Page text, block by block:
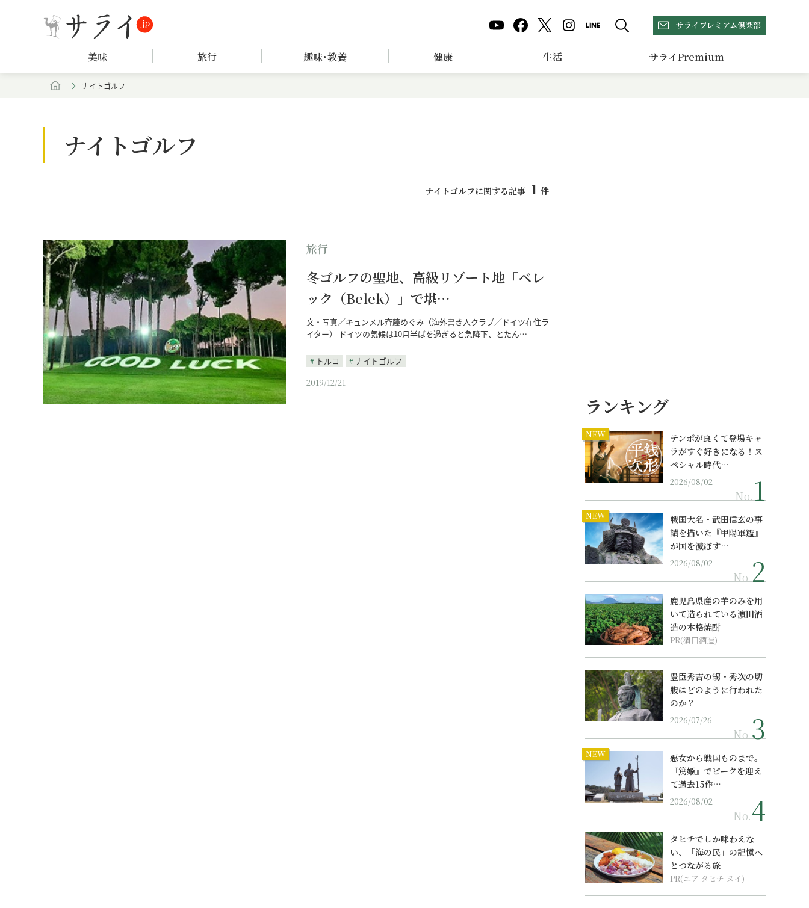
サライプレミアム倶楽部
美味 旅行 趣味･教養 健康 生活 サライPremium
ナイトゴルフ
ナイトゴルフ
ナイトゴルフに関する記事 1 件
旅行
冬ゴルフの聖地、高級リゾート地「ベレ
ック（Belek）」で堪…
文・写真／キュンメル斉藤めぐみ（海外書き人クラブ／ドイツ在住ラ
イター） ドイツの気候は10月半ばを過ぎると急降下、とたん…
トルコ
ナイトゴルフ
2019/12/21
ランキング
NEW
テンポが良くて登場キャ
ラがすぐ好きになる！ス
ペシャル時代…
2026/08/02
No.
NEW
戦国大名・武田信玄の事
績を描いた『甲陽軍鑑』
が国を滅ぼす…
2026/08/02
No.
鹿児島県産の芋のみを用
いて造られている濵田酒
造の本格焼酎
PR(濵田酒造)
豊臣秀吉の甥・秀次の切
腹はどのように行われた
のか？
2026/07/26
No.
NEW
悪女から戦国ものまで。
『篤姫』でピークを迎え
て過去15作…
2026/08/02
No.
タヒチでしか味わえな
い、「海の民」の記憶へ
とつながる旅
PR(エア タヒチ ヌイ)